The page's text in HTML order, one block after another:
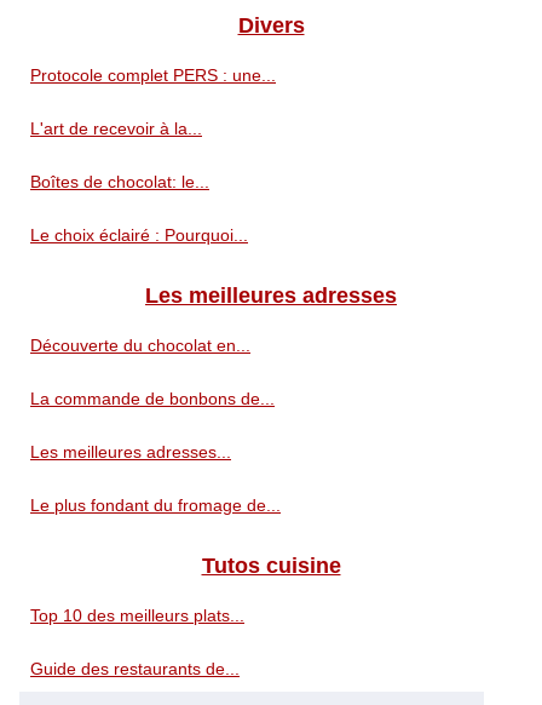
Divers
Protocole complet PERS : une...
L'art de recevoir à la...
Boîtes de chocolat: le...
Le choix éclairé : Pourquoi...
Les meilleures adresses
Découverte du chocolat en...
La commande de bonbons de...
Les meilleures adresses...
Le plus fondant du fromage de...
Tutos cuisine
Top 10 des meilleurs plats...
Guide des restaurants de...